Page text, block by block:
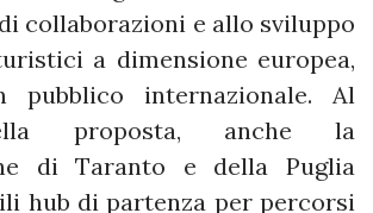
collaborazioni e allo sviluppo
a dimensione europea,
internazionale. Al
proposta, anche la
di Taranto e della Puglia
hub di partenza per percorsi